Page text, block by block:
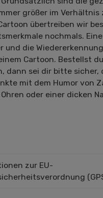
größer im Verhältnis
übertreiben wir
nochmals.
und die
Cartoon. Bestellst
dann sei dir bitte sicher,
mit dem Humor von
oder einer dicken
zur EU-